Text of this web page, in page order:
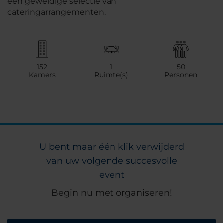
cateringarrangementen.
152
Kamers
1
Ruimte(s)
50
Personen
U bent maar één klik verwijderd
van uw volgende succesvolle
event
Begin nu met organiseren!